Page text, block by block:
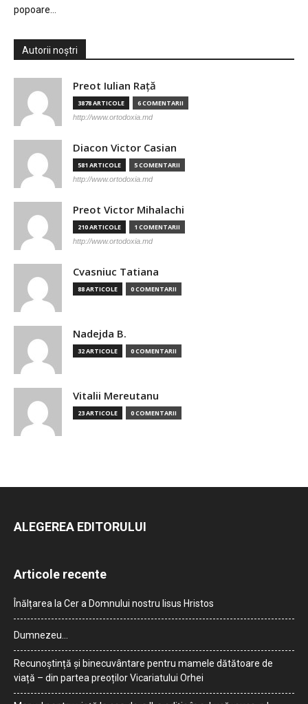
popoare…
Autorii noștri
Preot Iulian Raţă
3878 ARTICOLE 6 COMENTARII
http://www.ortodoxia.md
Diacon Victor Casian
581 ARTICOLE 5 COMENTARII
http://www.ortodoxia.md
Preot Victor Mihalachi
210 ARTICOLE 1 COMENTARII
http://www.ortodoxia.md
Cvasniuc Tatiana
88 ARTICOLE 0 COMENTARII
Nadejda B.
32 ARTICOLE 0 COMENTARII
Vitalii Mereutanu
23 ARTICOLE 0 COMENTARII
ALEGEREA EDITORULUI
Articole recente
Înălțarea la Cer a Domnului nostru Iisus Hristos
Dumnezeu…
Recunoștință și binecuvântare pentru mamele dătătoare de
viață – din partea preoților Vicariatului Orhei